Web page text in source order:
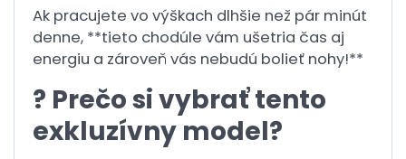
Ak pracujete vo výškach dlhšie než pár minút
denne, **tieto chodúle vám ušetria čas aj
energiu a zároveň vás nebudú bolieť nohy!**
? Prečo si vybrať tento
exkluzívny model?